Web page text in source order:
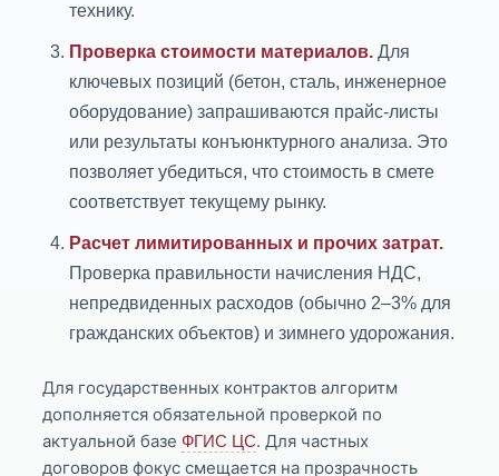
технику.
Проверка стоимости материалов. Для
ключевых позиций (бетон, сталь, инженерное
оборудование) запрашиваются прайс-листы
или результаты конъюнктурного анализа. Это
позволяет убедиться, что стоимость в смете
соответствует текущему рынку.
Расчет лимитированных и прочих затрат.
Проверка правильности начисления НДС,
непредвиденных расходов (обычно 2–3% для
гражданских объектов) и зимнего удорожания.
Для государственных контрактов алгоритм
дополняется обязательной проверкой по
актуальной базеФГИС ЦС. Для частных
договоров фокус смещается на прозрачность